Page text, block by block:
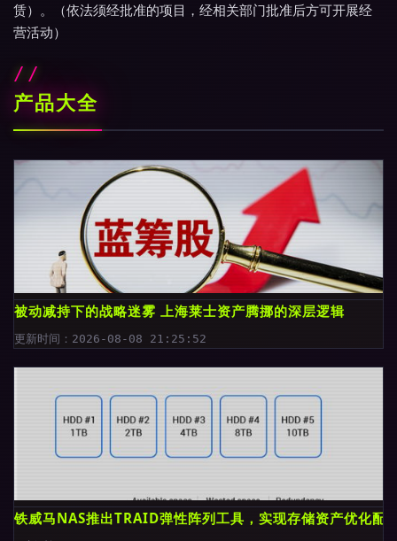
赁）。（依法须经批准的项目，经相关部门批准后方可开展经
营活动）
产品大全
被动减持下的战略迷雾 上海莱士资产腾挪的深层逻辑
更新时间：2026-08-08 21:25:52
铁威马NAS推出TRAID弹性阵列工具，实现存储资产优化配